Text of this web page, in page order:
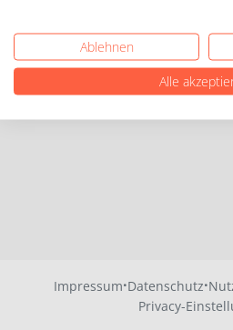
Impressum·Datenschutz·
Privacy-
Ablehnen
Alle